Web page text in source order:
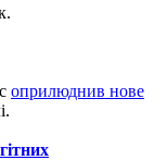
оприлюднив нове